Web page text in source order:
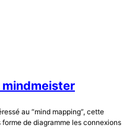
mindmeister
au “mind mapping”, cette
de diagramme les connexions